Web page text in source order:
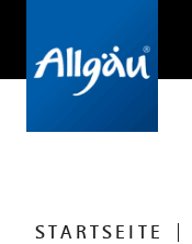
STARTSEITE